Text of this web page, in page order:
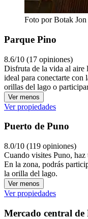
Foto por Botak Jon
Parque Pino
8.6/10 (17 opiniones)
Disfruta de la vida al aire
ideal para conectarte con
orillas del lago o
Ver menos
Ver propiedades
Puerto de Puno
8.0/10 (119 opiniones)
Cuando visites Puno, haz
En la zona, podrás
la orilla del lago.
Ver menos
Ver propiedades
Mercado central de